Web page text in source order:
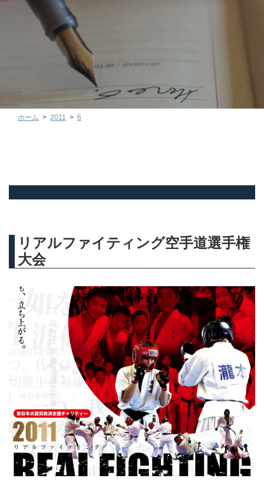
ホーム 2011 6
リアルファイティング空手道選手権
大会